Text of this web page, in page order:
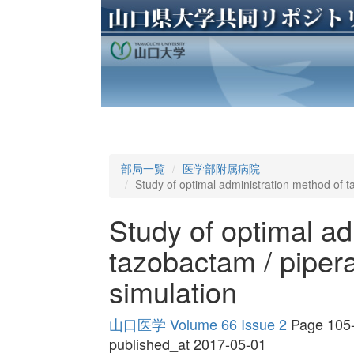
部局一覧
医学部附属病院
Study of optimal administration method of
Study of optimal
tazobactam /
simulation
山口医学 Volume 66 Issue 2Page
published_at 2017-05-01